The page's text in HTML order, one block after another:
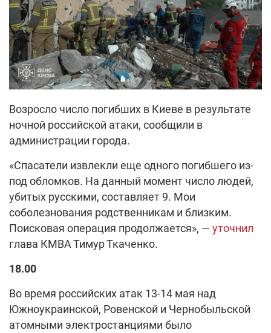
Возросло число погибших в Киеве в результате
ночной российской атаки, сообщили в
администрации города.
«Спасатели извлекли еще одного погибшего из-
под обломков. На данный момент число людей,
убитых русскими, составляет 9. Мои
соболезнования родственникам и близким.
Поисковая операция продолжается», — уточнил
глава КМВА Тимур Ткаченко.
18.00
Во время российских атак 13-14 мая над
Южноукраинской, Ровенской и Чернобыльской
атомными электростанциями было